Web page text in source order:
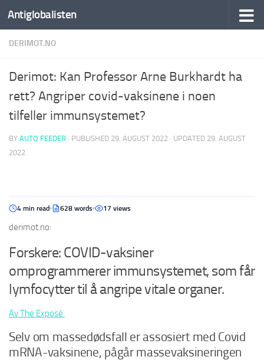
Antiglobalisten
DERIMOT.NO
Derimot: Kan Professor Arne Burkhardt ha
rett? Angriper covid-vaksinene i noen
tilfeller immunsystemet?
BY AUTO FEEDER · PUBLISHED 29. AUGUST 2022 · UPDATED 29. AUGUST
2022
4 min read 628 words 17 views
derimot.no:
Forskere: COVID-vaksiner
omprogrammerer immunsystemet, som får
lymfocytter til å angripe vitale organer.
Av The Exposé.
Selv om massedødsfall er assosiert med Covid
mRNA-vaksinene, pågår massevaksineringen